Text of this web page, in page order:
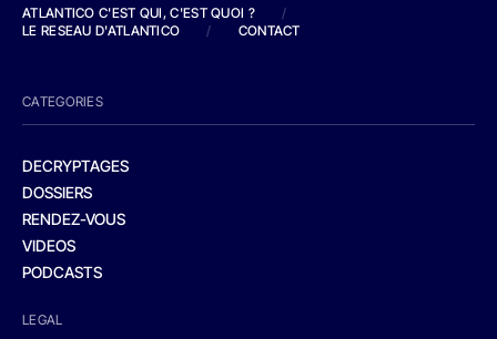
ATLANTICO C'EST QUI, C'EST QUOI ?
/
LE RESEAU D'ATLANTICO
/ CONTACT
CATEGORIES
DECRYPTAGES
DOSSIERS
RENDEZ-VOUS
VIDEOS
PODCASTS
LEGAL